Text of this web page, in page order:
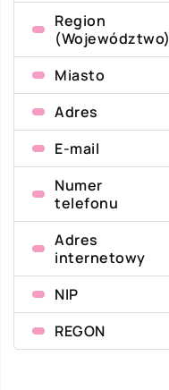
Region
(Województwo)
Miasto
Adres
E-mail
Numer
telefonu
Adres
internetowy
NIP
REGON